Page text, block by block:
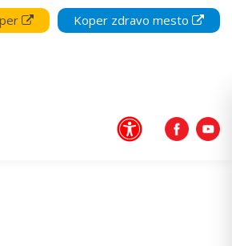
Koper zdravo mesto